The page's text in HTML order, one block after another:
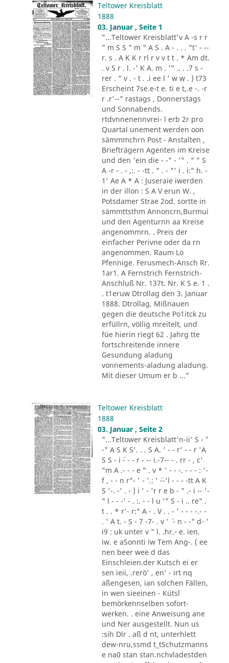
Teltower Kreisblatt
1888
03. Januar , Seite 1
"...Teltower Kreisblatt'v A -s r r
" m S S " m " A S . A - . . . "t' - --
r. s . A K K r rl r v v t t . * Am dt.
. v S r . l. -' K A. m . '" .. . .7 s -
rer . " v . - t . .i ee l ' w w . ) t73
Erscheint 7se.e-t e. ti e t,.e -. -r
r .r'--" rastags , Donnerstags
und Sonnabends.
rtdvnnenennvrei- l erb 2r pro
Quartal unement werden oon
sämmmchrn Post - Anstalten ,
Briefträgern Agenten im Kreise
und den 'ein die - -" - '" . " " S
A -r - . - ,:. - -tt . " . - "' i . i:" h. -
1' Ae A * A : Juseraie iwerden
in der illon : S A V erun W. ,
Potsdamer Strae 2od. sortte in
sämmttsthm Annoncrn,Burmui
und den Agenturnn aa Kreise
angenommrn. . Preis der
einfacher Perivne oder da rn
angenommen. Raum Lo
Pfennige. Ferusmech-Ansch Rr.
1ar1. A Fernstrich Fernstrich-
Anschluß Nr. 137t. Nr. K S e. 1 .
. t1eruw Dtrollag den 3. Januar
1888. Dtrollag, Mißnauen
gegen die deutsche Po1itck zu
erfüllrn, völlig mreitelt, und
füe hierin riegt 62 . Jahrg tte
fortschreitende innere
Gesundung aladung
vonnements-aladung aladung.
Mit dieser Umum er b ..."
Teltower Kreisblatt
1888
03. Januar , Seite 2
"...Teltower Kreisblatt'n-ii' S - ´'
-" A S K S'. . . S A. ' - - r' - - r 'A
S S - i ´- - - r - -- i.-7-- - . rr - , c'
"m A .- - - e " . v * ' - - -. - - - : '-
f , - - n r"- ' - '.: ' ´--'l - - - -tt A K
S '-. -' . - ) i ' - 'r r e b - " .- i -- '-
" l - - -' - . :. - - l u '" S - i .. re" .
t . . * r'- r:" A - . V . . - ' - - - -.- -
. ' A t. - S - 7 -7- . v ' ´ - n - -" d- '
i9 : uk unter v " l. .hr.- e. ien.
iw. e aSonnti iw Tem Ang-. ( ee
nen beer wee d das
Einschleien.der Kutsch ei er
sen ieii, .rerö' , en' - irt nq
aßengesen, ian solchen Fällen,
in wen sieeinen - Kütsl
bemörkennselben sofort-
werken. . eine Anweisung ane
und Ner ausgestellt. Nun us
:sih Dlr . aß d nt, unterhlett
dew-nru,ssmd t_tSchutzmanns
e na0 stan stan.nchvladestden